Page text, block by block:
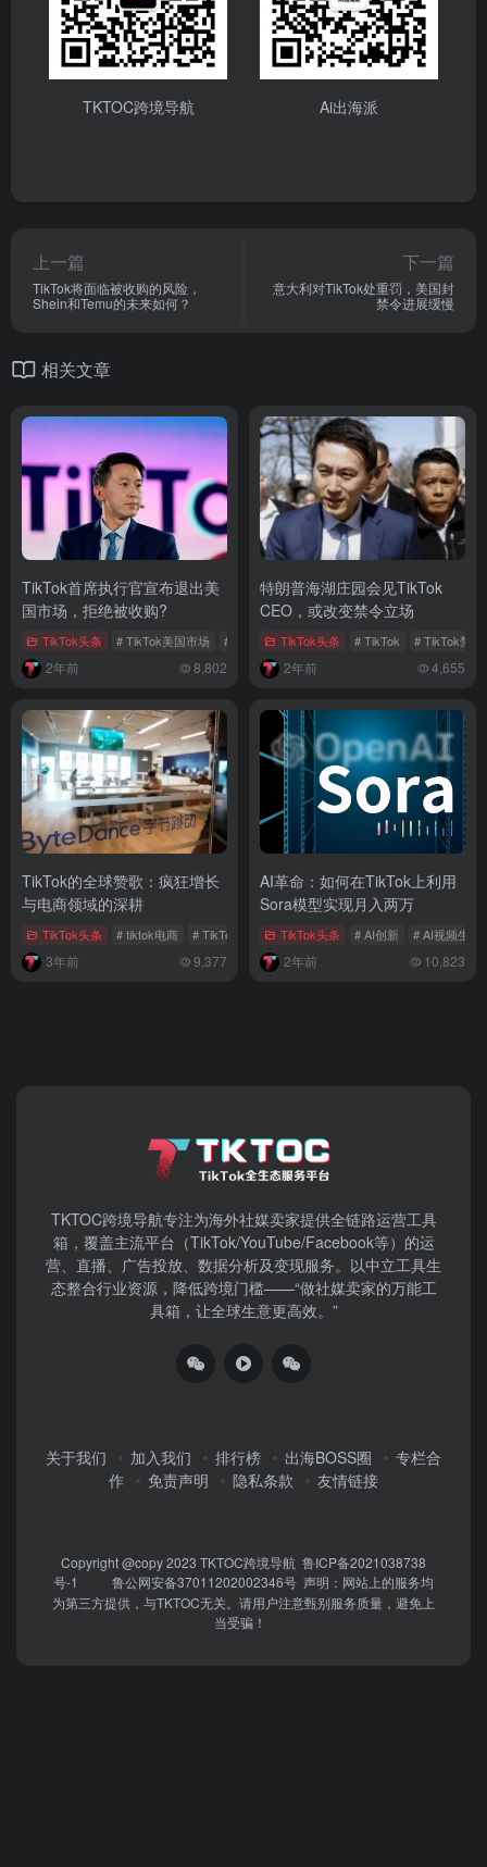
TKTOC跨境导航 Ai出海派
上一篇
TikTok将面临被收购的风险，
Shein和Temu的未来如何？
下一篇
意大利对TikTok处重罚，美国封
禁令进展缓慢
相关文章
TikTok首席执行官宣布退出美
国市场，拒绝被收购?
TikTok头条 # TikTok美国市场 # TikTok被收购 # TikTok
2年前 8,802
特朗普海湖庄园会见TikTok
CEO，或改变禁令立场
TikTok头条 # TikTok # TikTok禁令
2年前 4,655
TikTok的全球赞歌：疯狂增长
与电商领域的深耕
TikTok头条 # tiktok电商 # TikTok全球业务
3年前 9,377
AI革命：如何在TikTok上利用
Sora模型实现月入两万
TikTok头条 # AI创新 # AI视频生成
2年前 10,823
TKTOC跨境导航​专注为海外社媒卖家提供全链路运营工具
箱，覆盖主流平台（TikTok/YouTube/Facebook等）​的运
营、直播、广告投放、数据分析及变现服务。以中立工具生
态整合行业资源，降低跨境门槛——“做社媒卖家的万能工
具箱，让全球生意更高效。”
关于我们 加入我们 排行榜 出海BOSS圈
专栏合
作
免责声明 隐私条款 友情链接
Copyright @copy 2023 TKTOC跨境导航 鲁ICP备2021038738
号-1
鲁公网安备37011202002346号 声明：网站上的服务均
为第三方提供，与TKTOC无关。请用户注意甄别服务质量，避免上
当受骗！